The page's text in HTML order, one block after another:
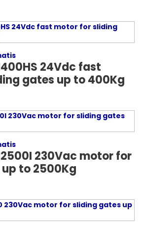
24Vdc fast
gates up to 400Kg
230Vac motor for
to 2500Kg